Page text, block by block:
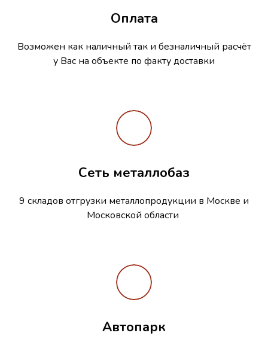
Оплата
Возможен как наличный так и безналичный расчёт
у Вас на объекте по факту доставки
Сеть металлобаз
9 складов отгрузки металлопродукции в Москве и
Московской области
Автопарк